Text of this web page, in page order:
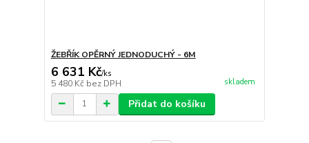
ŽEBŘÍK OPĚRNÝ JEDNODUCHÝ - 6M
6 631 Kč/ks
5 480 Kč bez DPH skladem
Přidat do košíku